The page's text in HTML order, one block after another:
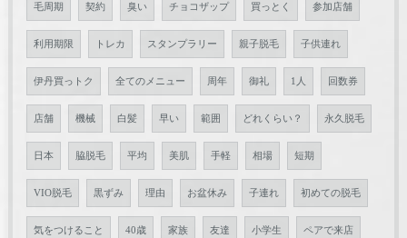
毛周期 契約 臭い チョコザップ 買っとく 参加店舗
利用期限 トレカ スタンプラリー 親子脱毛 子供連れ
伊丹買っトク 全てのメニュー 周年 御礼 1人 回数券
店舗 機械 白髪 早い 範囲 どれくらい？ 永久脱毛
日本 脇脱毛 平均 美肌 手軽 相場 短期
VIO脱毛 黒ずみ 理由 お盆休み 子連れ 初めての脱毛
気をつけること 40歳 家族 友達 小学生 ペアで来店